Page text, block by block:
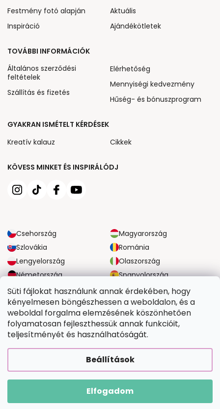
Süti fájlokat használunk annak érdekében, hogy
kényelmesen böngészhessen a weboldalon, és a
weboldal forgalma elemzésének köszönhetően
folyamatosan fejleszthessük annak funkcióit,
teljesítményét és használhatóságát.
Beállítások
Elfogadom
KÖVESS MINKET ÉS INSPIRÁLÓDJ
Csehország
Magyarország
Szlovákia
Románia
Lengyelország
Olaszország
Németország
Spanyolország
Nagy-Britannia
Ausztria
Festmény fotó alapján
Inspiráció
Aktuális
Ajándékötletek
TOVÁBBI INFORMÁCIÓK
Általános szerződési
feltételek
Szállítás és fizetés
Elérhetőség
Mennyiségi kedvezmény
Hűség- és bónuszprogram
GYAKRAN ISMÉTELT KÉRDÉSEK
Kreatív kalauz
Cikkek
MEGBÍZHATÓ SZÁLLÍTÁSI LEHETŐSÉGEK
BIZTONSÁGOS FIZETÉSI LEHETŐSÉGEK
Shoptet Premium készítette|UpraviloFV STUDIO
Tefestetted.hu. Minden jog fenntartva.